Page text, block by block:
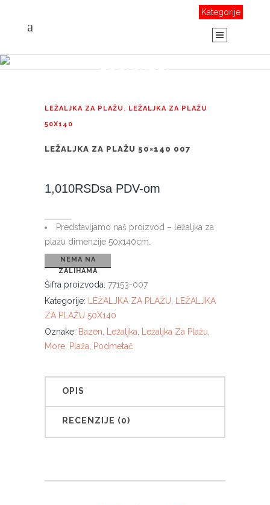
Kategorije
PROIZVODI
LEŽALJKA ZA PLAŽU , LEŽALJKA ZA PLAŽU
50X140
LEŽALJKA ZA PLAŽU 50×140 007
1,010RSDsa PDV-om
Predstavljamo naš proizvod – ležaljka za
plažu dimenzije 50x140cm.
NEMA NA
ZALIHAMA
Šifra proizvoda: 77153-007
Kategorije:
LEŽALJKA ZA PLAŽU
LEŽALJKA
ZA PLAŽU 50X140
Oznake: Bazen Ležaljka Ležaljka Za Plažu
More Plaža Podmetač
OPIS
RECENZIJE (0)